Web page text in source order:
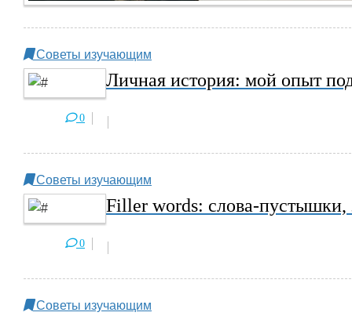
Советы изучающим
Личная история: мой опыт
0
Советы изучающим
Filler words: слова-
0
Советы изучающим